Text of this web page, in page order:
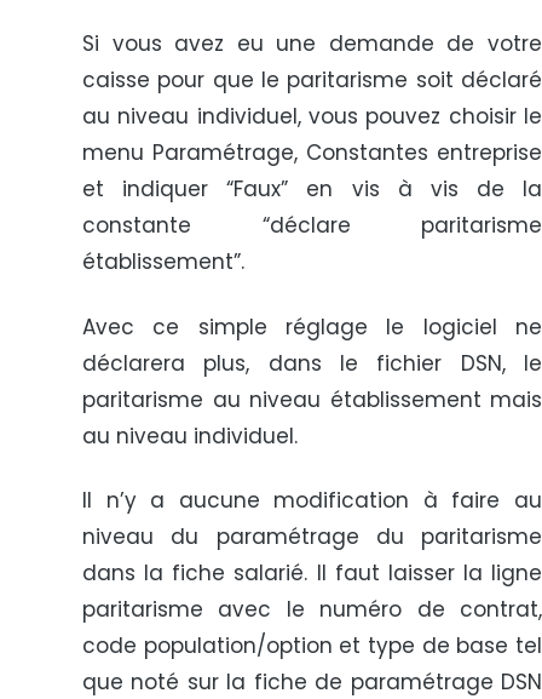
Si vous avez eu une demande de votre
caisse pour que le paritarisme soit déclaré
au niveau individuel, vous pouvez choisir le
menu Paramétrage, Constantes entreprise
et indiquer “Faux” en vis à vis de la
constante “déclare paritarisme
établissement”.
Avec ce simple réglage le logiciel ne
déclarera plus, dans le fichier DSN, le
paritarisme au niveau établissement mais
au niveau individuel.
Il n’y a aucune modification à faire au
niveau du paramétrage du paritarisme
dans la fiche salarié. Il faut laisser la ligne
paritarisme avec le numéro de contrat,
code population/option et type de base tel
que noté sur la fiche de paramétrage DSN